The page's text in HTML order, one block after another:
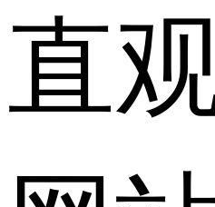
直